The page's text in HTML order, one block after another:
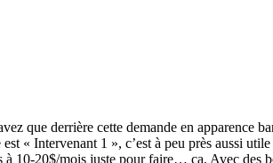
que derrière cette demande en apparence
« Intervenant 1 », c’est à peu près aussi
à 10-20$/mois juste pour faire… ça. Avec